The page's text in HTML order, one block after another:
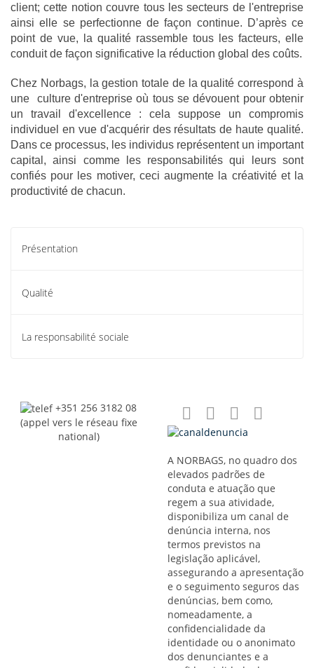
client; cette notion couvre tous les secteurs de l'entreprise
ainsi elle se perfectionne de façon continue. D’après ce
point de vue, la qualité rassemble tous les facteurs, elle
conduit de façon significative la réduction global des coûts.
Chez Norbags, la gestion totale de la qualité correspond à
une culture d'entreprise où tous se dévouent pour obtenir
un travail d'excellence : cela suppose un compromis
individuel en vue d'acquérir des résultats de haute qualité.
Dans ce processus, les individus représentent un important
capital, ainsi comme les responsabilités qui leurs sont
confiés pour les motiver, ceci augmente la créativité et la
productivité de chacun.
Présentation
Qualité
La responsabilité sociale
+351 256 3182 08
(appel vers le réseau fixe
national)
A NORBAGS, no quadro dos
elevados padrões de
conduta e atuação que
regem a sua atividade,
disponibiliza um canal de
denúncia interna, nos
termos previstos na
legislação aplicável,
assegurando a apresentação
e o seguimento seguros das
denúncias, bem como,
nomeadamente, a
confidencialidade da
identidade ou o anonimato
dos denunciantes e a